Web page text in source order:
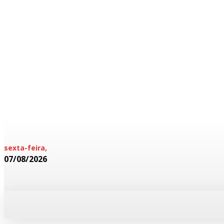
sexta-feira,
07/08/2026